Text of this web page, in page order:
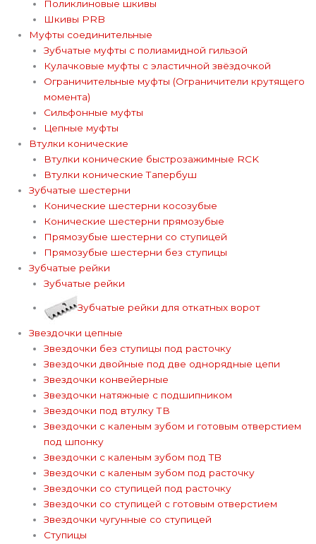
Поликлиновые шкивы
Шкивы PRB
Муфты соединительные
Зубчатые муфты с полиамидной гильзой
Кулачковые муфты с эластичной звёздочкой
Ограничительные муфты (Ограничители крутящего
момента)
Сильфонные муфты
Цепные муфты
Втулки конические
Втулки конические быстрозажимные RCK
Втулки конические Тапербуш
Зубчатые шестерни
Конические шестерни косозубые
Конические шестерни прямозубые
Прямозубые шестерни со ступицей
Прямозубые шестерни без ступицы
Зубчатые рейки
Зубчатые рейки
Зубчатые рейки для откатных ворот
Звездочки цепные
Звездочки без ступицы под расточку
Звездочки двойные под две однорядные цепи
Звездочки конвейерные
Звездочки натяжные с подшипником
Звездочки под втулку ТВ
Звездочки с каленым зубом и готовым отверстием
под шпонку
Звездочки с каленым зубом под TB
Звездочки с каленым зубом под расточку
Звездочки со ступицей под расточку
Звездочки со ступицей с готовым отверстием
Звездочки чугунные со ступицей
Ступицы